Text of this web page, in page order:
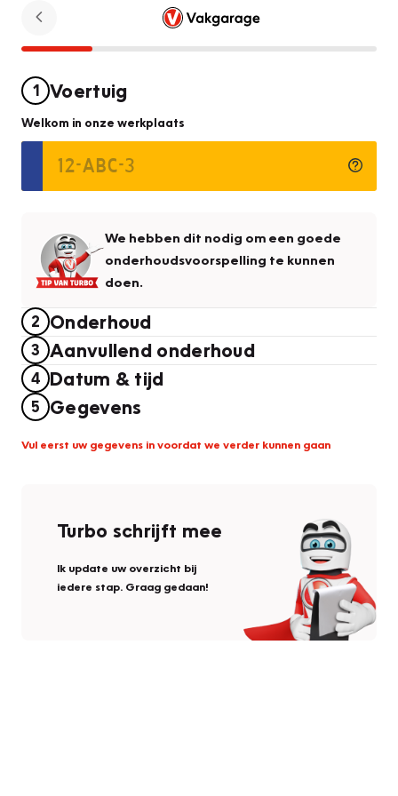
1 Voertuig
Welkom in onze werkplaats
We hebben dit nodig om een goede
onderhoudsvoorspelling te kunnen
doen.
2 Onderhoud
3 Aanvullend onderhoud
4 Datum & tijd
5 Gegevens
Vul eerst uw gegevens in voordat we verder kunnen gaan
Turbo schrijft mee
Ik update uw overzicht bij
iedere stap. Graag gedaan!